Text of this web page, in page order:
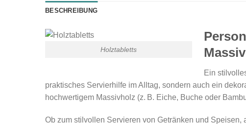
BESCHREIBUNG
Holztabletts
Ein
praktisches Servierhilfe im Alltag, sondern auch ein
hochwertigem Massivholz (z. B. Eiche, Buche oder
Ob zum stilvollen Servieren von Getränken und